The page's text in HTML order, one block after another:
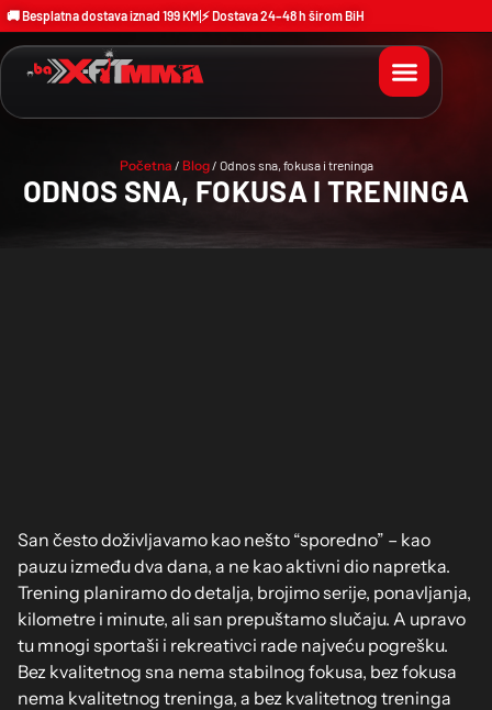
🚚 Besplatna dostava iznad 199 KM ⚡ Dostava 24–48 h širom BiH
Početna / Blog/ Odnos sna, fokusa i treninga
ODNOS SNA, FOKUSA I TRENINGA
San često doživljavamo kao nešto “sporedno” – kao
pauzu između dva dana, a ne kao aktivni dio napretka.
Trening planiramo do detalja, brojimo serije, ponavljanja,
kilometre i minute, ali san prepuštamo slučaju. A upravo
tu mnogi sportaši i rekreativci rade najveću pogrešku.
Bez kvalitetnog sna nema stabilnog fokusa, bez fokusa
nema kvalitetnog treninga, a bez kvalitetnog treninga